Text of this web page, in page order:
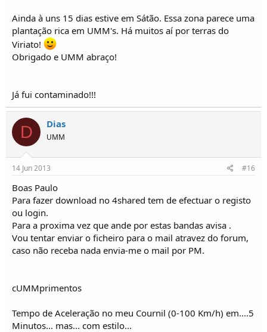
Ainda à uns 15 dias estive em Sátão. Essa zona parece uma
plantação rica em UMM's. Há muitos aí por terras do
Viriato!
Obrigado e UMM abraço!
Já fui contaminado!!!
D Dias
UMM
14 Jun 2013 #16
Boas Paulo
Para fazer download no 4shared tem de efectuar o registo
ou login.
Para a proxima vez que ande por estas bandas avisa .
Vou tentar enviar o ficheiro para o mail atravez do forum,
caso não receba nada envia-me o mail por PM.
cUMMprimentos
Tempo de Aceleração no meu Cournil (0-100 Km/h) em....5
Minutos... mas... com estilo...